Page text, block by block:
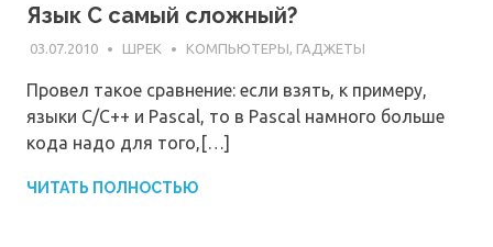
Язык C самый сложный?
03.07.2010 ШРЕК КОМПЬЮТЕРЫ, ГАДЖЕТЫ
Провел такое сравнение: если взять, к примеру,
языки C/C++ и Pascal, то в Pascal намного больше
кода надо для того,[…]
ЧИТАТЬ ПОЛНОСТЬЮ